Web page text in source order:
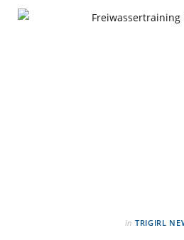
in TRIGIRL